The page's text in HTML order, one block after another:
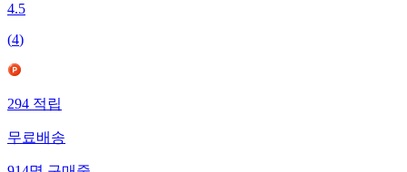
4.5
(4)
294 적립
무료배송